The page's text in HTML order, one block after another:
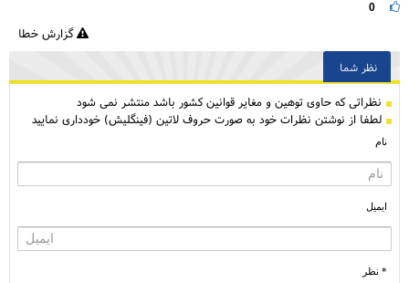
0
گزارش خطا
نظر شما
نظراتی كه حاوی توهین و مغایر قوانین کشور باشد منتشر نمی شود
لطفا از نوشتن نظرات خود به صورت حروف لاتین (فینگلیش) خودداری نمایید
نام
ایمیل
* نظر